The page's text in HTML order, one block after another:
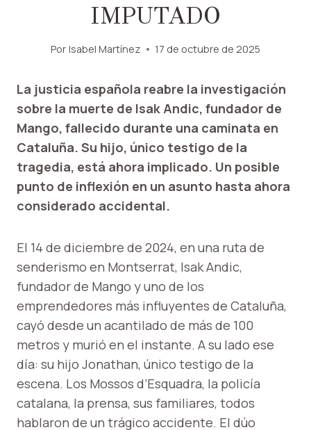
IMPUTADO
Por Isabel Martínez 17 de octubre de 2025
La justicia española reabre la investigación
sobre la muerte de Isak Andic, fundador de
Mango, fallecido durante una caminata en
Cataluña. Su hijo, único testigo de la
tragedia, está ahora implicado. Un posible
punto de inflexión en un asunto hasta ahora
considerado accidental.
El 14 de diciembre de 2024, en una ruta de
senderismo en Montserrat, Isak Andic,
fundador de Mango y uno de los
emprendedores más influyentes de Cataluña,
cayó desde un acantilado de más de 100
metros y murió en el instante. A su lado ese
día: su hijo Jonathan, único testigo de la
escena. Los Mossos d’Esquadra, la policía
catalana, la prensa, sus familiares, todos
hablaron de un trágico accidente. El dúo